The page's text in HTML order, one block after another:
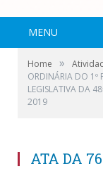
MENU
Home »
ORDINÁRIA DO 1º
LEGISLATIVA DA
2019
ATA DA